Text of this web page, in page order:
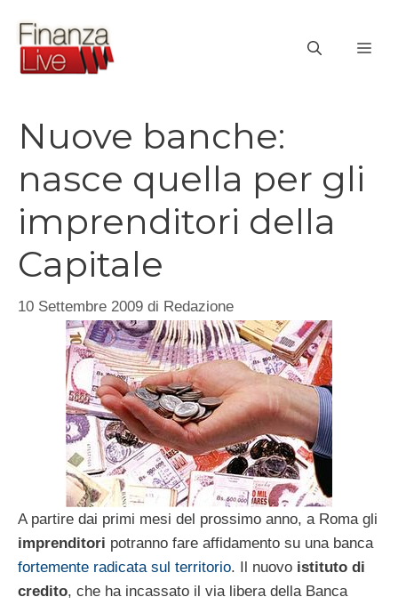
contenuto
Nuove banche:
nasce quella per gli
imprenditori della
Capitale
10 Settembre 2009 di Redazione
A partire dai primi mesi del prossimo anno, a Roma gli
imprenditori potranno fare affidamento su una banca
fortemente radicata sul territorio. Il nuovo istituto di
credito, che ha incassato il via libera della Banca